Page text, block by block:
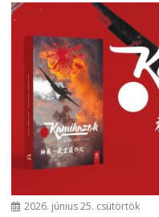
2026. június 25. csütörtök